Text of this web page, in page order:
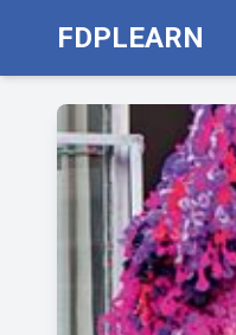
FDPLEARN